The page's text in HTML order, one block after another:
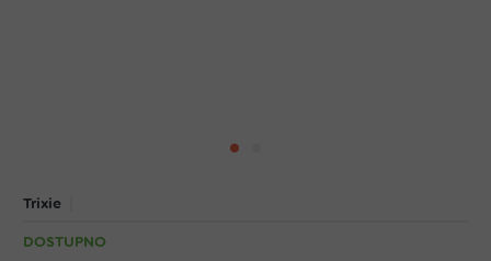
Trixie
DOSTUPNO